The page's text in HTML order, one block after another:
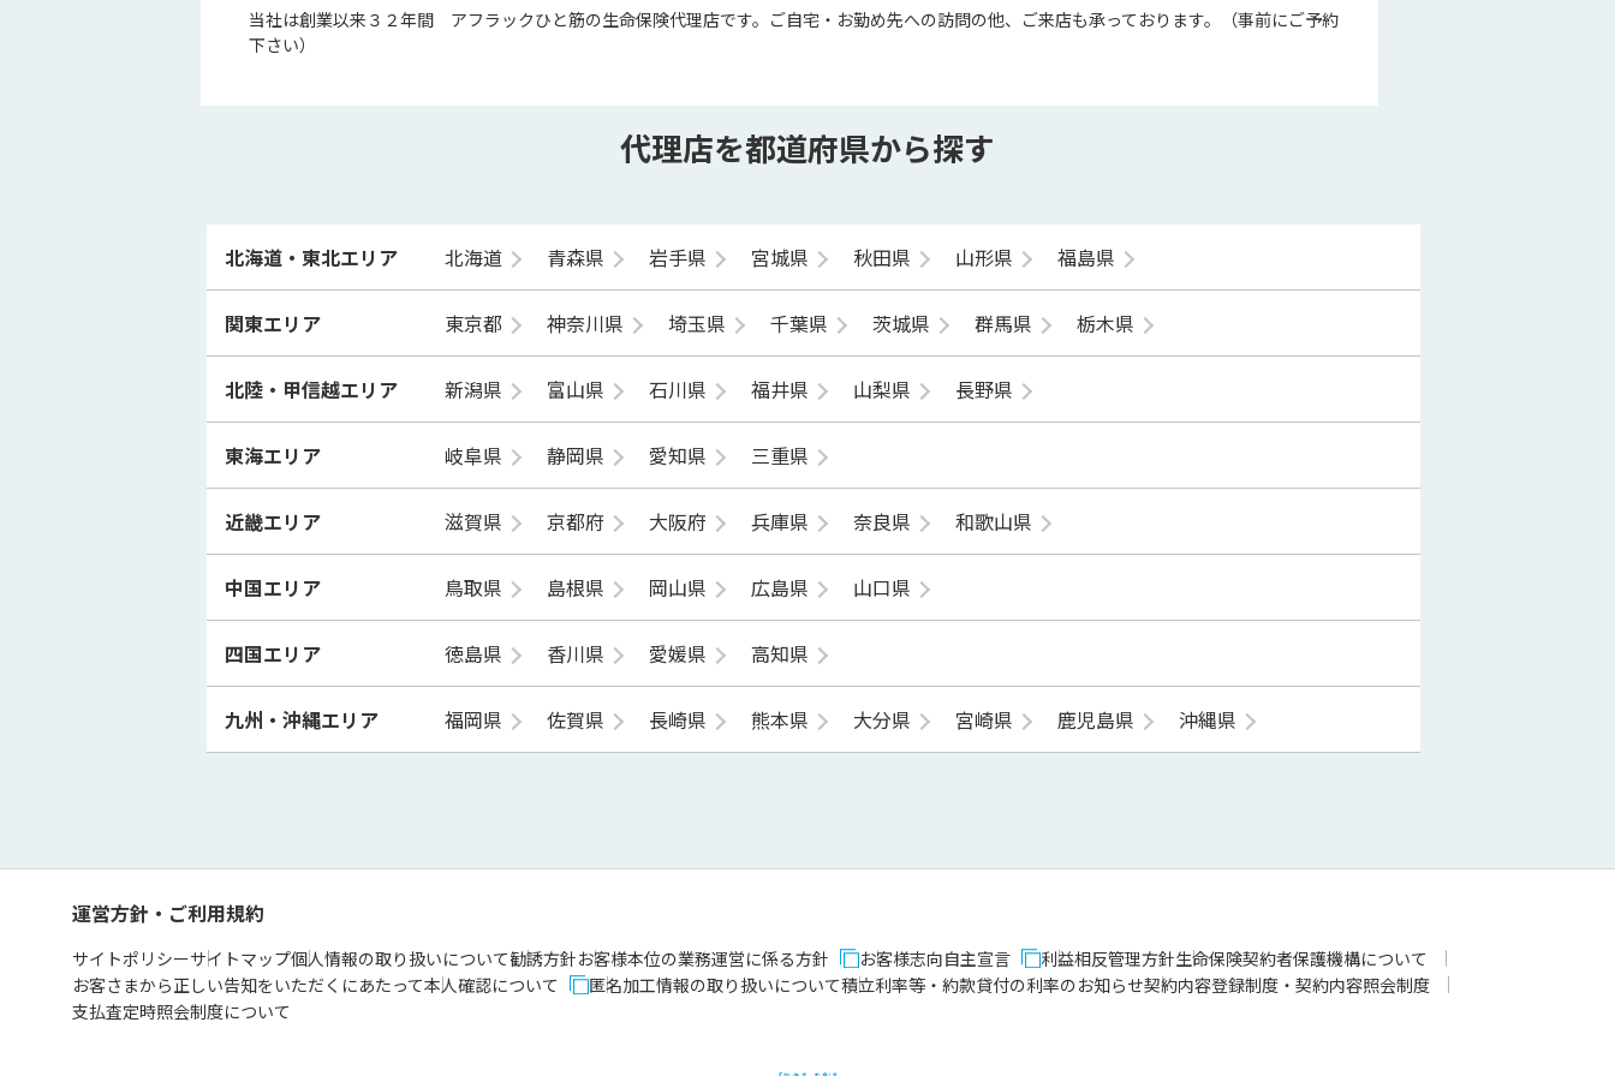
当社は創業以来３２年間 アフラックひと筋の生命保険代理店です。ご自宅・お勤め先への訪問の他、ご来店も承っております。（事前にご予約
下さい）
代理店を都道府県から探す
北海道・東北エリア 北海道 青森県 岩手県 宮城県 秋田県 山形県 福島県
関東エリア 東京都 神奈川県 埼玉県 千葉県 茨城県 群馬県 栃木県
北陸・甲信越エリア 新潟県 富山県 石川県 福井県 山梨県 長野県
東海エリア 岐阜県 静岡県 愛知県 三重県
近畿エリア 滋賀県 京都府 大阪府 兵庫県 奈良県 和歌山県
中国エリア 鳥取県 島根県 岡山県 広島県 山口県
四国エリア 徳島県 香川県 愛媛県 高知県
九州・沖縄エリア 福岡県 佐賀県 長崎県 熊本県 大分県 宮崎県 鹿児島県 沖縄県
運営方針・ご利用規約
サイトポリシーサイトマップ個人情報の取り扱いについて勧誘方針お客様本位の業務運営に係る方針 お客様志向自主宣言 利益相反管理方針生命保険契約者保護機構について
お客さまから正しい告知をいただくにあたって本人確認について 匿名加工情報の取り扱いについて積立利率等・約款貸付の利率のお知らせ契約内容登録制度・契約内容照会制度
支払査定時照会制度について